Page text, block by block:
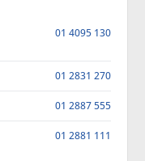
01 4095 130
01 2831 270
01 2887 555
01 2881 111